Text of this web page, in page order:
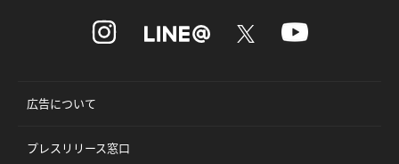
広告について
プレスリリース窓口